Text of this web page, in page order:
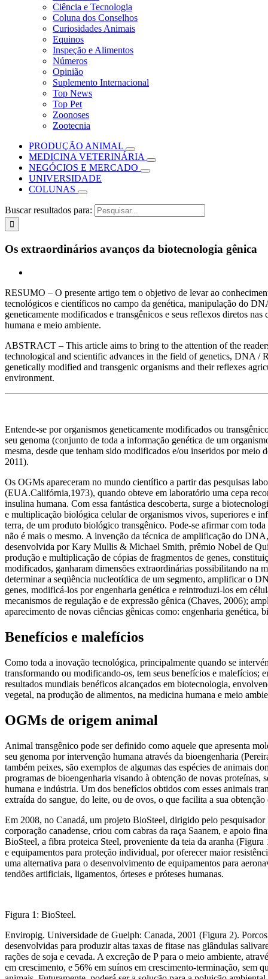
Ciência e Tecnologia
Coluna dos Conselhos
Curiosidades Animais
Equinos
Inspeção e Alimentos
Números
Opinião
Suplemento Internacional
Top News
Top Pet
Zoonoses
Zootecnia
PRODUÇÃO ANIMAL
MEDICINA VETERINÁRIA
NEGÓCIOS E MERCADO
UNIVERSIDADE
COLUNAS
Buscar resultados para:
Os extraordinários avanços da biotecnologia gênica
RESUMO – O presente artigo tem o objetivo de levar ao
tecnológicos e científicos no campo da genética, manipulação do
geneticamente modificados e transgênicos e seus reflexos diretos
humana e meio ambiente.
ABSTRACT – This article aims to bring to the attention of the
technological and scientific advances in the field of genetics, DNA /
genetically modified and transgenic organisms and their reflexes
environment.
Entende-se por organismos geneticamente modificados ou
seu genoma (conjunto de toda a informação genética de um
mesma, desde que tenham sido modificados e/ou inseridos por
2011).
Os OGMs apareceram no mundo científico a partir das pesquisas
(EUA.Califórnia,1973), quando obteve em laboratório uma cepa
insulina humana. Com essa fantástica descoberta, surge a
e multiplicação biológica celular de organismos vivos, superiores e
terra, de um produto biológico transgênico. Pode-se afirmar com
não é mais o mesmo. A invenção da técnica de amplificação do
desenvolvida por Kary Mullis & Michael Smith, prêmio Nobel de
produção e multiplicação de cópias de fragmentos de genes,
modificados, ganharam dimensões extraordinárias possibilitando na
determinar a seqüência nucleotídica de um segmento, amplificar o
genes, modificá-los por engenharia genética e reintroduzi-los em
mecanismos de regulação e de expressão gênica (Chaves, 2006);
aparecimento de novas ciências gênicas como: engenharia genética,
Benefícios e malefícios
Como toda a inovação tecnológica, principalmente quando se
transformando ou modificando-os, tem seus benefícios e malefícios;
resultados mundiais benéficos alcançados em biotecnologia,
vegetal, na produção de alimentos, na medicina humana e meio
OGMs de origem animal
Animal transgênico pode ser definido como aquele que apresenta
seu genoma por intervenção humana através da bioengenharia
também peixes, são exemplos de algumas das espécies de animais
programas de bioengenharia visando à obtenção de novas
humana e indústria. Um dos benefícios obtidos com esses animais
extraída do sangue, do leite, ou de ovos, o que facilita a sua
Em 2008, no Canadá, um projeto BioSteel, dirigido pelo
corporação canadense, criou com cabras da raça Saanem, e apoio
BioSteel, a fibra proteica Steel, proveniente da teia da aranha
e equipamentos para proteção individual, por oferecer maior
uma alternativa para o desenvolvimento de equipamentos para
tendões artificiais, ligamentos, órteses e próteses humanas.
Figura 1: BioSteel.
Enviropig. Universidade de Guelph: Canada, 2001 (Figura 2).
desenvolvidas para produzir altas taxas de fitase nas glândulas
rações de soja e cevada. A excreção de P para o meio ambiente,
em crescimento, e 56% em suínos em crescimento-terminação, sem